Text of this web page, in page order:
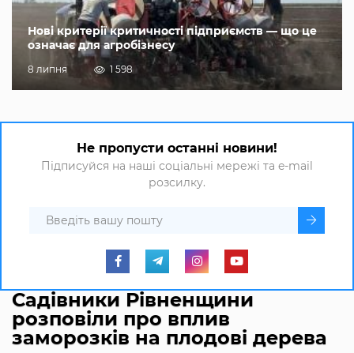
Нові критерії критичності підприємств — що це
означає для агробізнесу
8 липня 1 598
Не пропусти останні новини!
Підписуйся на наші соціальні мережі та e-mail
розсилку.
Садівники Рівненщини
розповіли про вплив
заморозків на плодові дерева